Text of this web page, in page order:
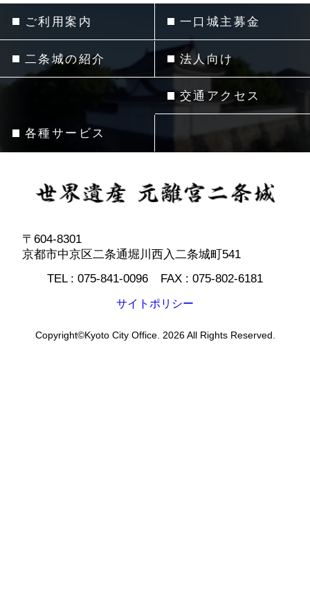
ご利用案内
二条城の紹介
各種サービス
一口城主募金
法人向け
交通アクセス
〒604-8301
京都市中京区二条通堀川西入二条城町541
TEL : 075-841-0096 FAX :075-802-6181
サイトポリシー
Copyright©Kyoto City Office. 2026 All Rights Reserved.